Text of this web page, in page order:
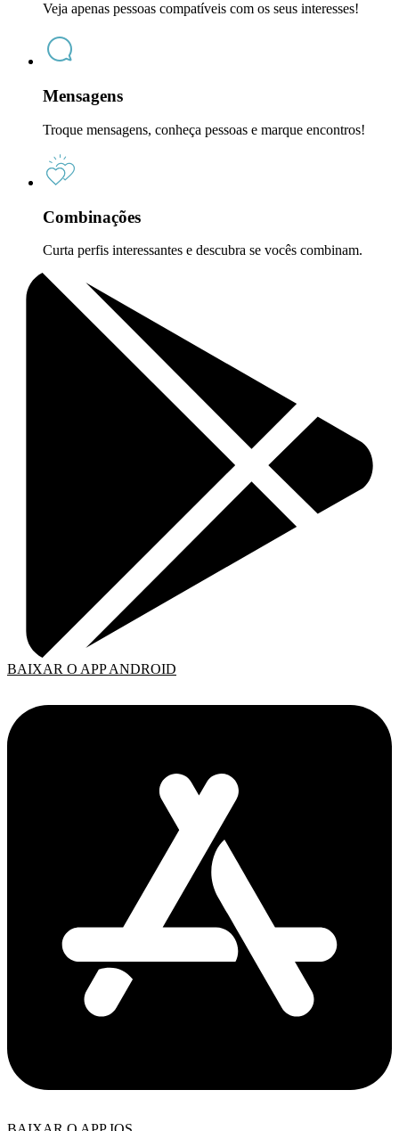
Veja apenas pessoas compatíveis com os seus interesses!
Mensagens
Troque mensagens, conheça pessoas e marque encontros!
Combinações
Curta perfis interessantes e descubra se vocês combinam.
BAIXAR O APP ANDROID